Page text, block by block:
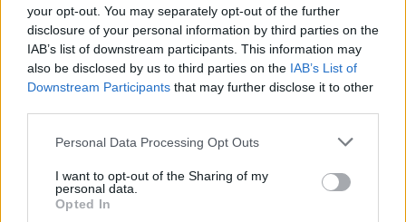
your opt-out. You may separately opt-out of the further
disclosure of your personal information by third parties on the
IAB’s list of downstream participants. This information may
also be disclosed by us to third parties on the IAB’s List of
Downstream Participants that may further disclose it to other
Please note that this website/app uses one or more Google
not limited to your visit or usage behaviour. You may click to
grant or deny consent to Google and its third-party tags to
use your data for below specified purposes in below Google
Personal Data Processing Opt Outs
I want to opt-out of the Sharing of my
personal data.
Opted In